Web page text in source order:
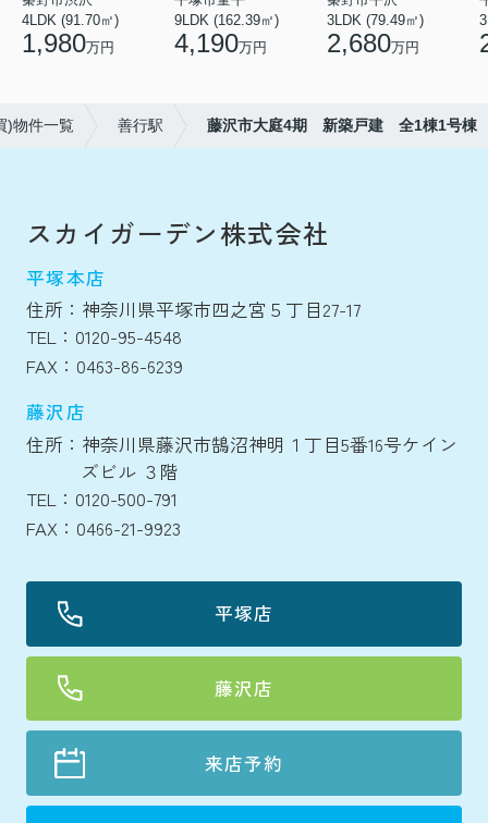
4LDK (91.70㎡)
1,980万円
9LDK (162.39㎡)
4,190万円
3LDK (79.49㎡)
2,680万円
)物件一覧 善行駅 藤沢市大庭4期 新築戸建 全1棟1号棟
スカイガーデン株式会社
平塚本店
住所：神奈川県平塚市四之宮５丁目27-17
TEL：0120-95-4548
FAX：0463-86-6239
藤沢店
住所：神奈川県藤沢市鵠沼神明１丁目5番16号ケイン
ズビル ３階
TEL：0120-500-791
FAX：0466-21-9923
平塚店
藤沢店
来店予約